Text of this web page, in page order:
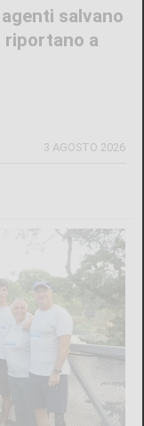
salvano
riportano a
3 AGOSTO 2026